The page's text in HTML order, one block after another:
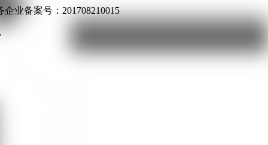
业备案号：201708210015